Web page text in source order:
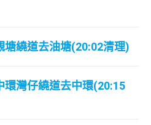
塘繞道去油塘(20:02清理)
環灣仔繞道去中環(20:15